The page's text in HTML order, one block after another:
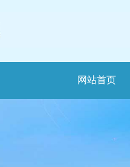
网站首页